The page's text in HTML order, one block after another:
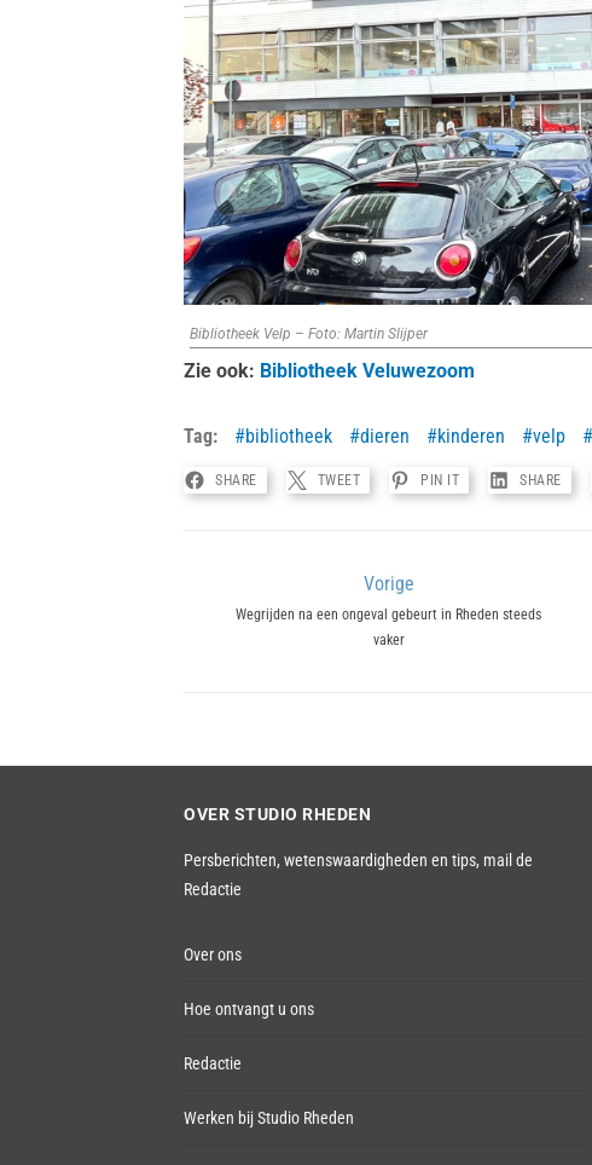
Bibliotheek Velp – Foto: Martin Slijper
Zie ook: Bibliotheek Veluwezoom
Tag: bibliotheek dieren kinderen velp
SHARE TWEET PIN IT SHARE
navigatie
Vorige
Previous
Wegrijden na een ongeval gebeurt in Rheden steeds
vaker
OVER STUDIO RHEDEN
Persberichten, wetenswaardigheden en tips, mail de
Redactie
Over ons
Hoe ontvangt u ons
Redactie
Werken bij Studio Rheden